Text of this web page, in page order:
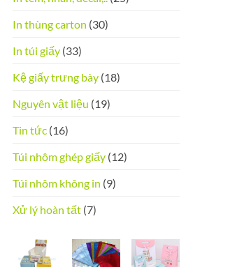
In thùng carton (30)
In túi giấy (33)
Kệ giấy trưng bày (18)
Nguyên vật liệu (19)
Tin tức (16)
Túi nhôm ghép giấy (12)
Túi nhôm không in (9)
Xử lý hoàn tất (7)